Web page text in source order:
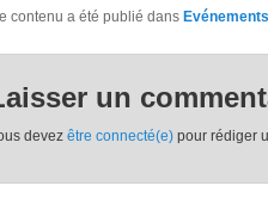
contenu a été publié dans Evénements
un
devezêtre connecté(e) pour rédiger